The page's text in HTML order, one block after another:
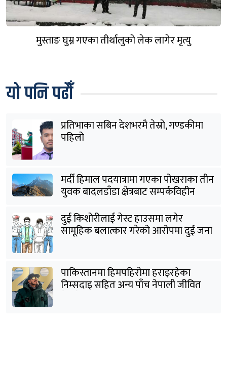
मुस्ताङ घुम्न गएका तीर्थालुको लेक लागेर मृत्यु
यो पनि पढौँ
प्रतिभाका सबिन देशभरमै तेस्रो, गण्डकीमा
पहिलो
मर्दी हिमाल पदयात्रामा गएका पोखराका तीन
युवक बादलडाँडा क्षेत्रबाट सम्पर्कविहीन
दुई किशोरीलाई गेस्ट हाउसमा लगेर
सामूहिक बलात्कार गरेको आरोपमा दुई जना
पाकिस्तानमा हिमपहिरोमा हराइरहेका
निम्सदाइ सहित अन्य पाँच नेपाली जीवित